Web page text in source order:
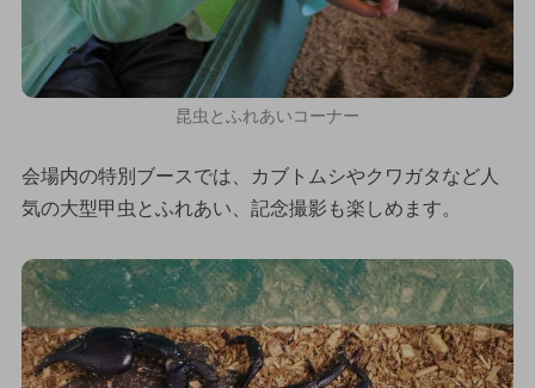
昆虫とふれあいコーナー
会場内の特別ブースでは、カブトムシやクワガタなど人
気の大型甲虫とふれあい、記念撮影も楽しめます。